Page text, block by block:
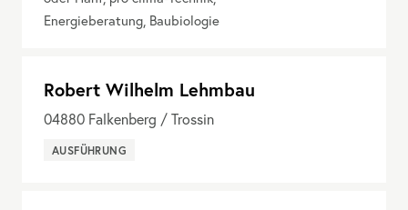
Energieberatung, Baubiologie
Robert Wilhelm Lehmbau
04880 Falkenberg / Trossin
AUSFÜHRUNG